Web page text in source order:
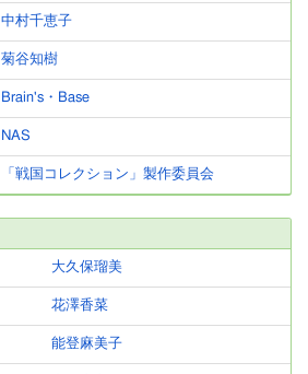
中村千恵子
菊谷知樹
Brain's・Base
NAS
「戦国コレクション」製作委員会
大久保瑠美
花澤香菜
能登麻美子